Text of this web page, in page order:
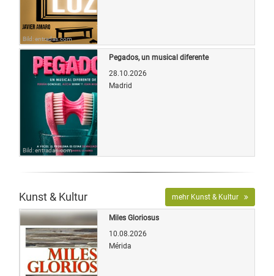
Bild: entradas.com
Bild: entradas.com
Pegados, un musical diferente
28.10.2026
Madrid
Kunst & Kultur mehr Kunst & Kultur
Miles Gloriosus
10.08.2026
Mérida